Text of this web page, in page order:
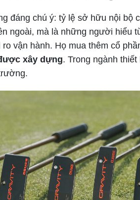
đáng chú ý: tỷ lệ sở hữu nội bộ
ngoài, mà là những người hiểu
vận hành. Họ mua thêm cổ
xây dựng. Trong ngành